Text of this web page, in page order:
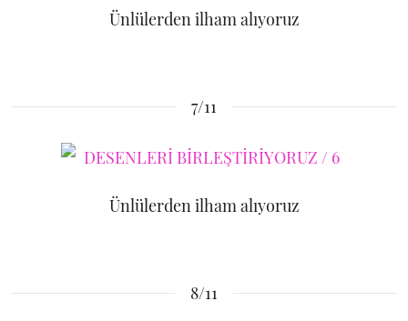
Ünlülerden ilham alıyoruz
7/11
Ünlülerden ilham alıyoruz
8/11